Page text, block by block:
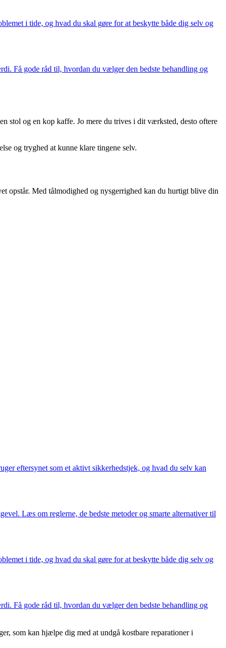
i tide, og hvad du skal gøre for at beskytte både dig selv og
Få gode råd til, hvordan du vælger den bedste behandling og
stol og en kop kaffe. Jo mere du trives i dit værksted, desto oftere
og tryghed at kunne klare tingene selv.
opstår. Med tålmodighed og nysgerrighed kan du hurtigt blive din
eftersynet som et aktivt sikkerhedstjek, og hvad du selv kan
Læs om reglerne, de bedste metoder og smarte alternativer til
i tide, og hvad du skal gøre for at beskytte både dig selv og
Få gode råd til, hvordan du vælger den bedste behandling og
som kan hjælpe dig med at undgå kostbare reparationer i